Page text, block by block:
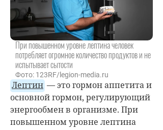
При повышенном уровне лептина человек
потребляет огромное количество продуктов и не
испытывает сытости
Фото: 123RF/legion-media.ru
Лептин — это гормон аппетита и
основной гормон, регулирующий
энергообмен в организме. При
повышенном уровне лептина